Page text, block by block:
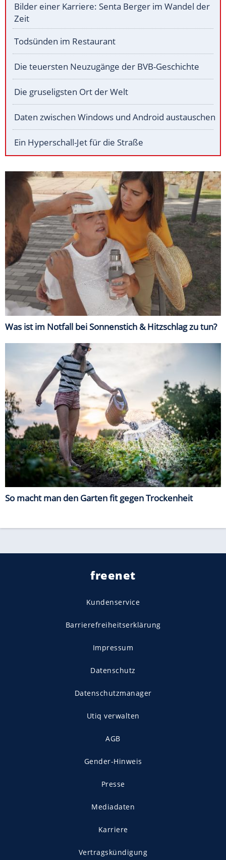
Bilder einer Karriere: Senta Berger im Wandel der
Zeit
Todsünden im Restaurant
Die teuersten Neuzugänge der BVB-Geschichte
Die gruseligsten Ort der Welt
Daten zwischen Windows und Android austauschen
Ein Hyperschall-Jet für die Straße
Was ist im Notfall bei Sonnenstich & Hitzschlag zu tun?
So macht man den Garten fit gegen Trockenheit
freenet
Kundenservice
Barrierefreiheitserklärung
Impressum
Datenschutz
Datenschutzmanager
Utiq verwalten
AGB
Gender-Hinweis
Presse
Mediadaten
Karriere
Vertragskündigung